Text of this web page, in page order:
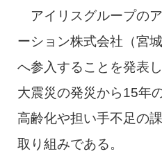
アイリスグループの
ーション株式会社（宮
へ参入することを発表
大震災の発災から15年
高齢化や担い手不足の
取り組みである。